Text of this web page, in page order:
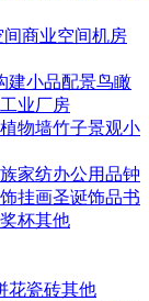
商业空间机房
建小品配景鸟瞰
工业厂房
植物墙竹子景观小
家纺办公用品钟
挂画圣诞饰品书
杯其他
花瓷砖其他